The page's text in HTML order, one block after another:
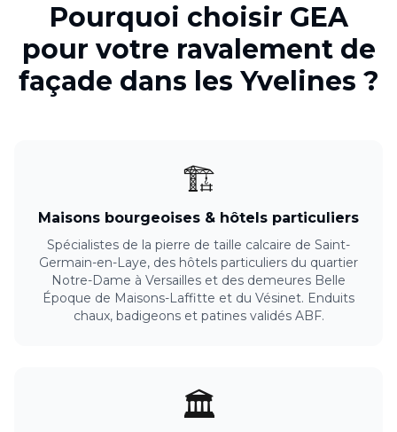
Pourquoi choisir GEA
pour votre ravalement de
façade dans les Yvelines ?
🏗️
Maisons bourgeoises & hôtels particuliers
Spécialistes de la pierre de taille calcaire de Saint-
Germain-en-Laye, des hôtels particuliers du quartier
Notre-Dame à Versailles et des demeures Belle
Époque de Maisons-Laffitte et du Vésinet. Enduits
chaux, badigeons et patines validés ABF.
🏛️